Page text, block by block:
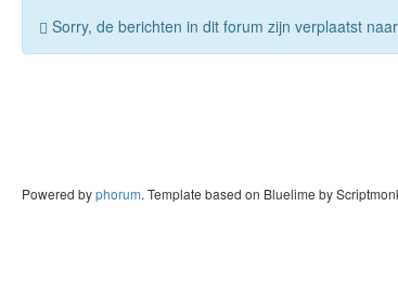
Sorry, de berichten in dit forum zijn verplaatst naar
Powered byphorum. Template based on Bluelime by